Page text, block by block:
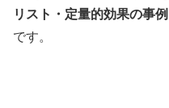
リスト・定量的効果の事例
です。